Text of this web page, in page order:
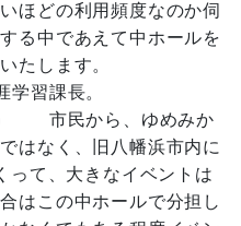
ほどの利用頻度なのか伺
る中であえて中ホールを
たします。
習課長。
） 市民から、ゆめみか
はなく、旧八幡浜市内に
って、大きなイベントは
はこの中ホールで分担し